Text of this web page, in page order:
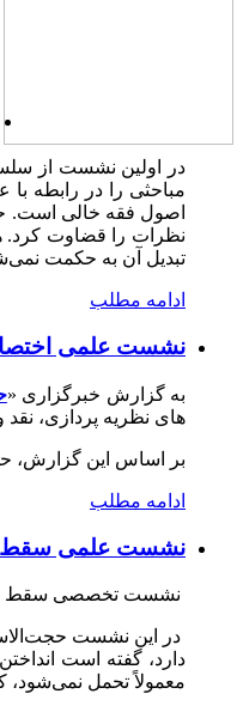
در اولین نشست از
مباحثی را در رابطه
اصول فقه خالی است.
نظرات را قضاوت
تبدیل آن به حکمت
ادامه مطلب
نشست علمی اختصاص
به گزارش خبرگزاری «
های نظریه پردازی،
بر اساس این گزارش،
ادامه مطلب
نشست علمی سقط
نشست تخصصی سقط
در این نشست
دارد، گفته است
معمولاً تحمل نمی‌شود،